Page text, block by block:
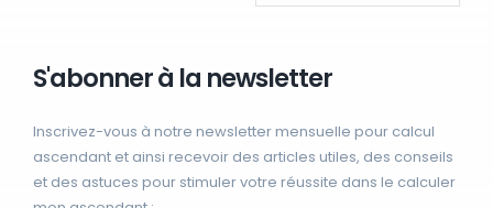
S'abonner à la newsletter
Inscrivez-vous à notre newsletter mensuelle pour calcul
ascendant et ainsi recevoir des articles utiles, des conseils
et des astuces pour stimuler votre réussite dans le calculer